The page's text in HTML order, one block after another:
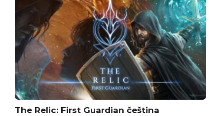
The Relic: First Guardian čeština